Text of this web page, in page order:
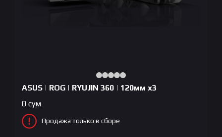
ASUS | ROG | RYUJIN 360 | 120мм x3
0 сум
Продажа только в сборе